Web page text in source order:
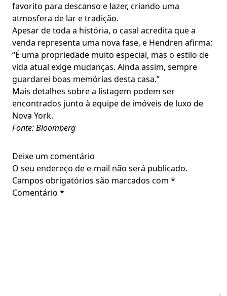
favorito para descanso e lazer, criando uma
atmosfera de lar e tradição.
Apesar de toda a história, o casal acredita que a
venda representa uma nova fase, e Hendren afirma:
“É uma propriedade muito especial, mas o estilo de
vida atual exige mudanças. Ainda assim, sempre
guardarei boas memórias desta casa.”
Mais detalhes sobre a listagem podem ser
encontrados junto à equipe de imóveis de luxo de
Nova York.
Fonte: Bloomberg
Deixe um comentário
O seu endereço de e-mail não será publicado.
Campos obrigatórios são marcados com *
Comentário *